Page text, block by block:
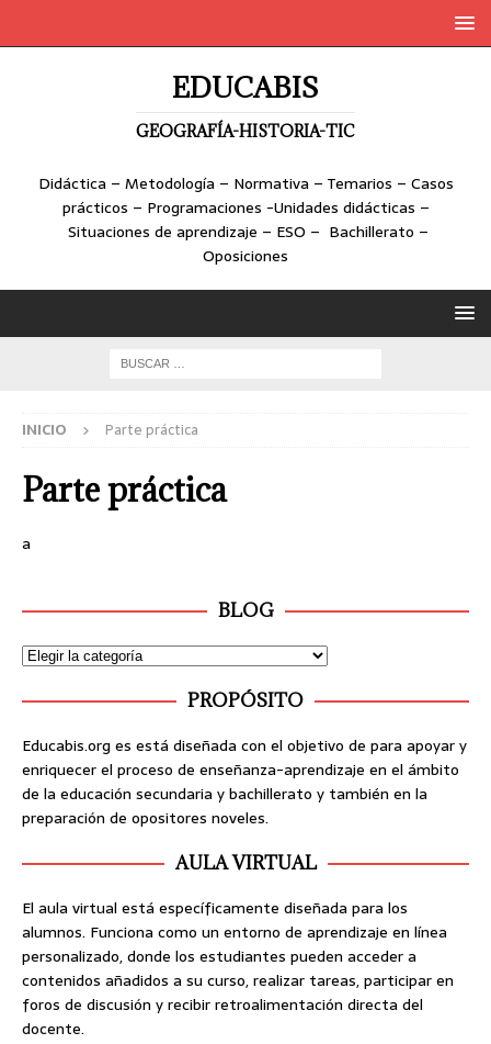
EDUCABIS
GEOGRAFÍA-HISTORIA-TIC
Didáctica – Metodología – Normativa – Temarios – Casos
prácticos – Programaciones -Unidades didácticas –
Situaciones de aprendizaje – ESO – Bachillerato –
Oposiciones
INICIO Parte práctica
Parte práctica
a
BLOG
PROPÓSITO
Educabis.org es está diseñada con el objetivo de para apoyar y
enriquecer el proceso de enseñanza-aprendizaje en el ámbito
de la educación secundaria y bachillerato y también en la
preparación de opositores noveles.
AULA VIRTUAL
El aula virtual está específicamente diseñada para los
alumnos. Funciona como un entorno de aprendizaje en línea
personalizado, donde los estudiantes pueden acceder a
contenidos añadidos a su curso, realizar tareas, participar en
foros de discusión y recibir retroalimentación directa del
docente.